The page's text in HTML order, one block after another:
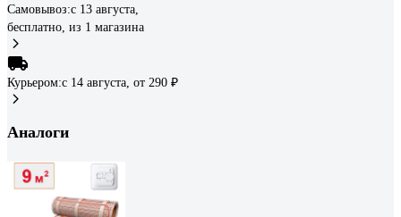
Самовывоз:c 13 августа,
бесплатно, из 1 магазина
Курьером:c 14 августа, от 290 ₽
Аналоги